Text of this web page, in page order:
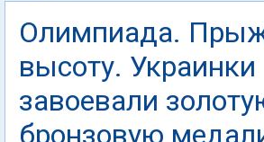
Олимпиада.
высоту. Украинки
завоевали
бронзовую